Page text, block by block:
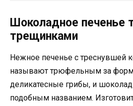
Шоколадное печенье
трещинками
Нежное печенье с треснувшей
называют трюфельным за
деликатесные грибы, и
подобным названием.